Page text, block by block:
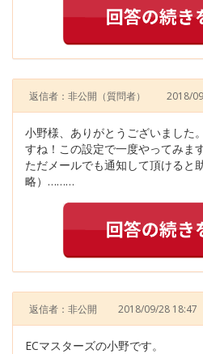
返信者：非公開 （質問者） 2018/
小野様、ありがとうございました
すね！この設定で一度やってみます
ただメールでも通知して頂ける
略）………
返信者：非公開 2018/09/28 18:47
ECマスターズの小野です。